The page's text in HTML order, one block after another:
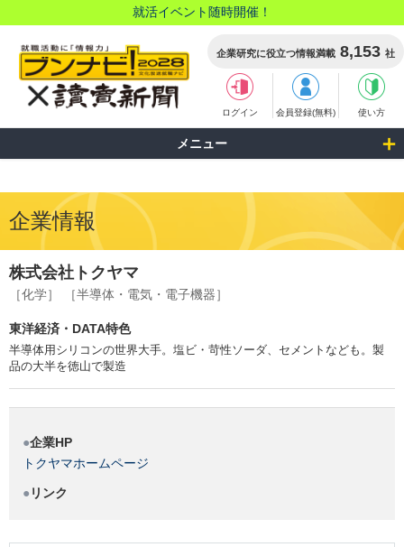
就活イベント随時開催！
企業研究に役立つ情報満載 8,153 社
ログイン 会員登録(無料) 使い方
メニュー
企業情報
株式会社トクヤマ
［化学］ ［半導体・電気・電子機器］
東洋経済・DATA特色
半導体用シリコンの世界大手。塩ビ・苛性ソーダ、セメントなども。製
品の大半を徳山で製造
企業HP
トクヤマホームページ
リンク